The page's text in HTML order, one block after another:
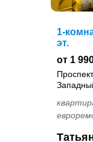
1-
эт.
от 1